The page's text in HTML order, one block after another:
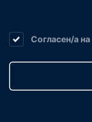
Согласен/а на